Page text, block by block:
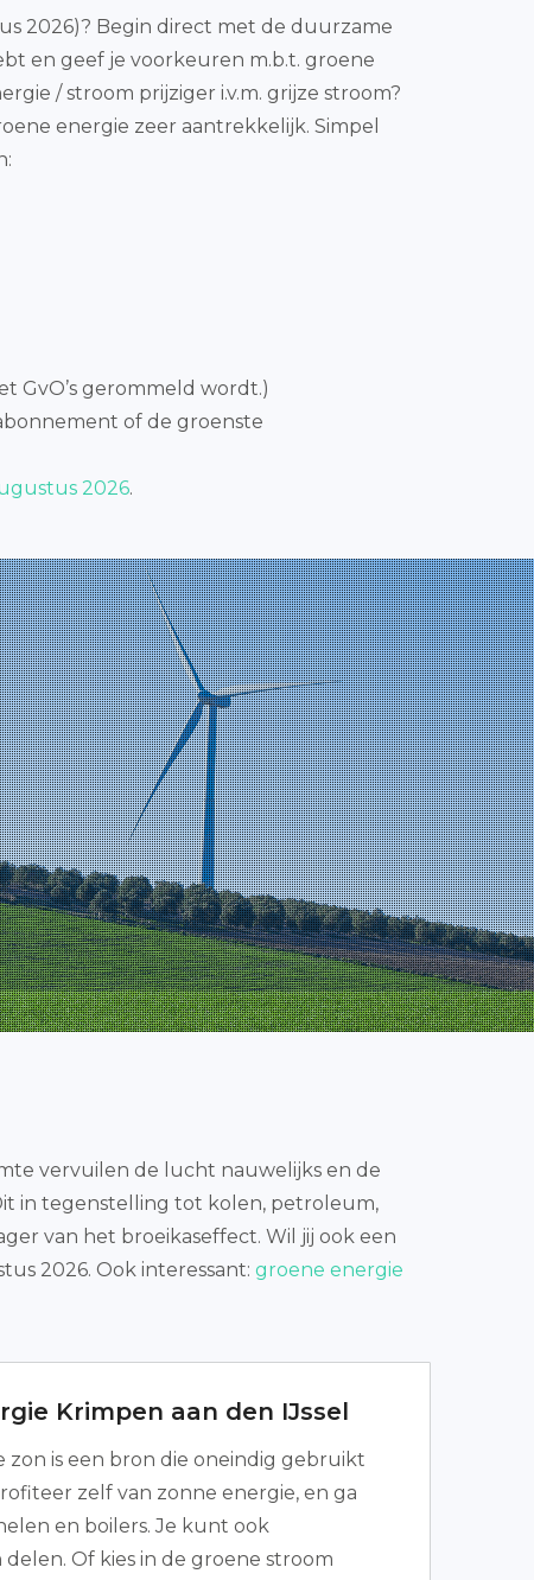
2026)? Begin direct met de duurzame
en geef je voorkeuren m.b.t. groene
/ stroom prijziger i.v.m. grijze stroom?
energie zeer aantrekkelijk. Simpel
GvO’s gerommeld wordt.)
of de groenste
2026.
vervuilen de lucht nauwelijks en de
in tegenstelling tot kolen, petroleum,
van het broeikaseffect. Wil jij ook een
2026. Ook interessant: groene energie
Krimpen aan den IJssel
zon is een bron die oneindig gebruikt
zelf van zonne energie, en ga
en boilers. Je kunt ook
Of kies in de groene stroom